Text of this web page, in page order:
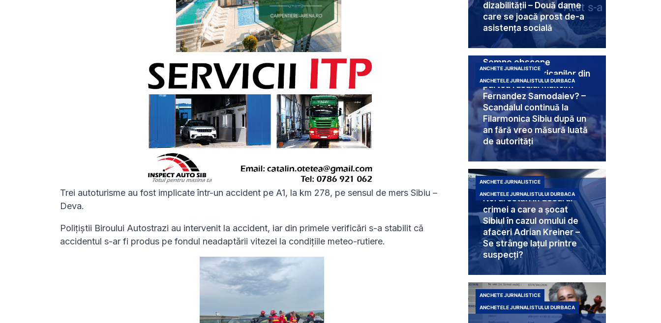
Trei autoturisme au fost implicate într-un accident pe A1, la km 278, pe sensul de mers Sibiu –
Deva.
Polițiștii Biroului Autostrazi au intervenit la accident, iar din primele verificări s-a stabilit că
accidentul s-ar fi produs pe fondul neadaptării vitezei la condițiile meteo-rutiere.
dizabilității – Două dame
care se joacă prost de-a
asistența socială
Semne obscene
destinate americanilor din
partea rusului Makcim
Fernandez Samodaiev? –
Scandalul continuă la
Filarmonica Sibiu după un
an fără vreo măsură luată
de autorități
ANCHETE JURNALISTICE
ANCHETELE JURNALISTULUI DURBACA
Noi arestări în dosarul
crimei a care a șocat
Sibiul în cazul omului de
afaceri Adrian Kreiner –
Se strânge lațul printre
suspecți?
ANCHETE JURNALISTICE
ANCHETELE JURNALISTULUI DURBACA
ANCHETE JURNALISTICE
ANCHETELE JURNALISTULUI DURBACA